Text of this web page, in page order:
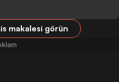
makalesi görün